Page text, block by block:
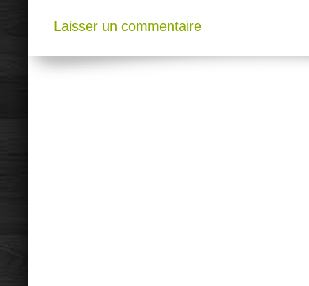
Laisser un commentaire